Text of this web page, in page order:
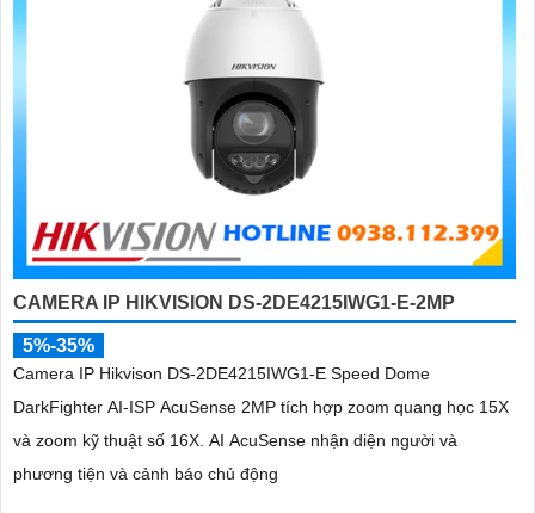
CAMERA IP HIKVISION DS-2DE4215IWG1-E-2MP
5%-35%
Camera IP Hikvison DS-2DE4215IWG1-E Speed Dome
DarkFighter AI-ISP AcuSense 2MP tích hợp zoom quang học 15X
và zoom kỹ thuật số 16X. AI AcuSense nhận diện người và
phương tiện và cảnh báo chủ động